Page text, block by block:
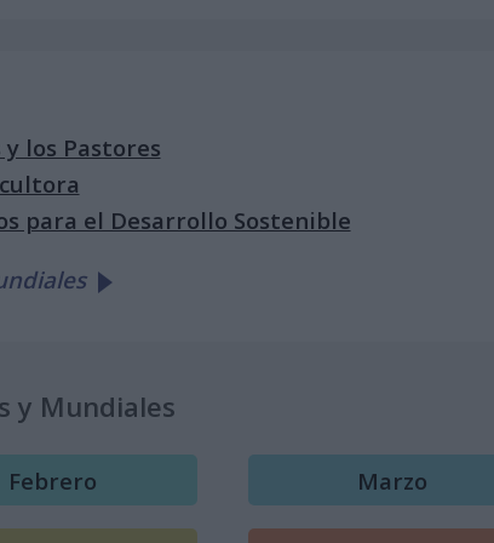
los Pastores
para el Desarrollo Sostenible
y Mundiales
Febrero Marzo